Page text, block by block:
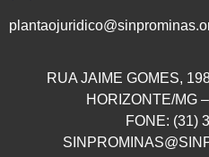
RUA JAIME GOMES,
HORIZONTE/MG
FONE: (31)